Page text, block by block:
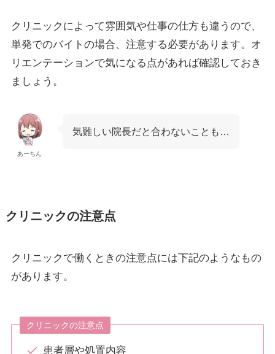
クリニックによって雰囲気や仕事の仕方も違うので、
単発でのバイトの場合、注意する必要があります。オ
リエンテーションで気になる点があれば確認しておき
ましょう。
あーちん
気難しい院長だと合わないことも…
クリニックの注意点
クリニックで働くときの注意点には下記のようなもの
があります。
クリニックの注意点
患者層や処置内容